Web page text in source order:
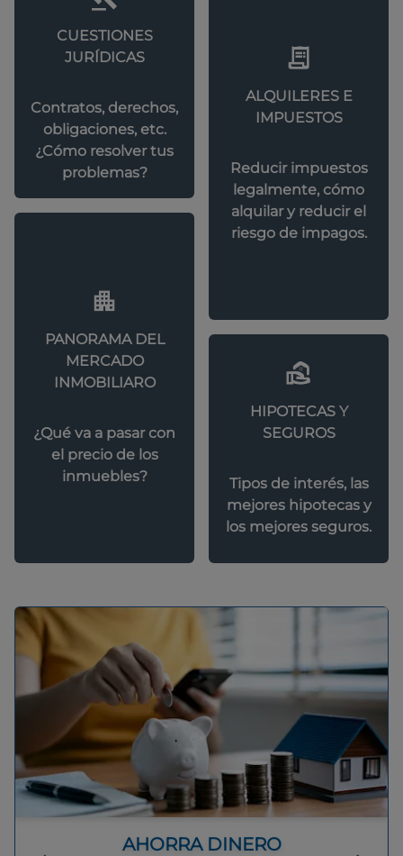
CUESTIONES
JURÍDICAS
Contratos, derechos,
obligaciones, etc.
¿Cómo resolver tus
problemas?
ALQUILERES E
IMPUESTOS
Reducir impuestos
legalmente, cómo
alquilar y reducir el
riesgo de impagos.
PANORAMA DEL
MERCADO
INMOBILIARO
¿Qué va a pasar con
el precio de los
inmuebles?
HIPOTECAS Y
SEGUROS
Tipos de interés, las
mejores hipotecas y
los mejores seguros.
AHORRA DINERO